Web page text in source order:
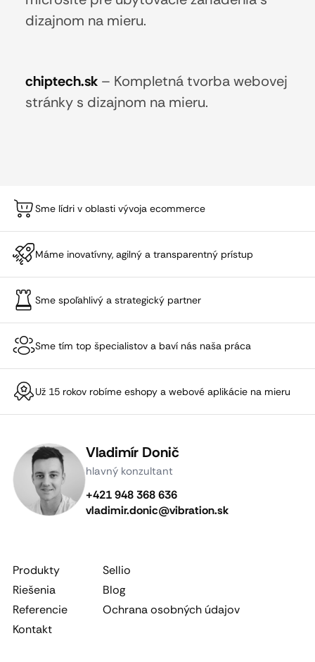
dizajnom na mieru.
chiptech.sk– Kompletná tvorba webovej
stránky s dizajnom na mieru.
Sme lídri v oblasti vývoja ecommerce
Máme inovatívny, agilný a transparentný prístup
Sme spoľahlivý a strategický partner
Sme tím top špecialistov a baví nás naša práca
Už 15 rokov robíme eshopy a webové aplikácie na mieru
Vladimír Donič
hlavný konzultant
+421 948 368 636
vladimir.donic@vibration.sk
Produkty
Riešenia
Referencie
Kontakt
Sellio
Blog
Ochrana osobných údajov